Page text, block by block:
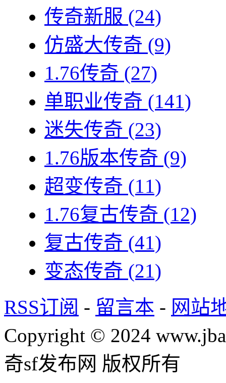
传奇新服 (24)
仿盛大传奇 (9)
1.76传奇 (27)
单职业传奇 (141)
迷失传奇 (23)
1.76版本传奇 (9)
超变传奇 (11)
1.76复古传奇 (12)
复古传奇 (41)
变态传奇 (21)
RSS订阅 - 留言本 - 网站
Copyright © 2024
奇sf发布网 版权所有